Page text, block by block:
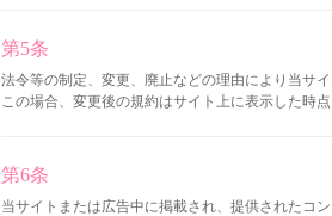
第5条
法令等の制定、変更、廃止などの理由により当サ
この場合、変更後の規約はサイト上に表示した時
第6条
当サイトまたは広告中に掲載され、提供されたコ